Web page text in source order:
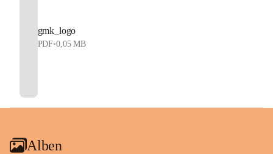
gmk_logo
PDF•0,05 MB
Alben